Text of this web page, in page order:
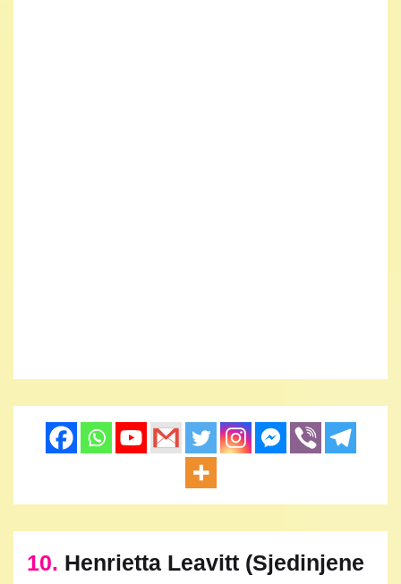
10. Henrietta Leavitt (Sjedinjene